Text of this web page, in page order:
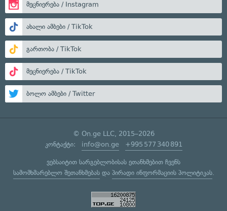
მეცნიერება / Instagram
ახალი ამბები / TikTok
გართობა / TikTok
მეცნიერება / TikTok
ბოლო ამბები / Twitter
© On.ge LLC, 2015–2026
კონტაქტი: info@on.ge +995 577 340 891
ვებსაიტით სარგებლობისას ეთანხმებით ჩვენს
სამომხმარებლო შეთანხმებასდა პირადი ინფორმაციის პოლიტიკას.